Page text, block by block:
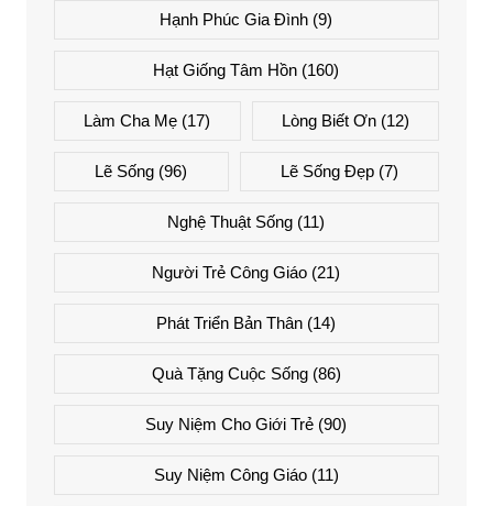
Hạnh Phúc Gia Đình (9)
Hạt Giống Tâm Hồn (160)
Làm Cha Mẹ (17) Lòng Biết Ơn(12)
Lẽ Sống (96) Lẽ Sống Đẹp(7)
Nghệ Thuật Sống (11)
Người Trẻ Công Giáo (21)
Phát Triển Bản Thân (14)
Quà Tặng Cuộc Sống(86)
Suy Niệm Cho Giới Trẻ (90)
Suy Niệm Công Giáo(11)